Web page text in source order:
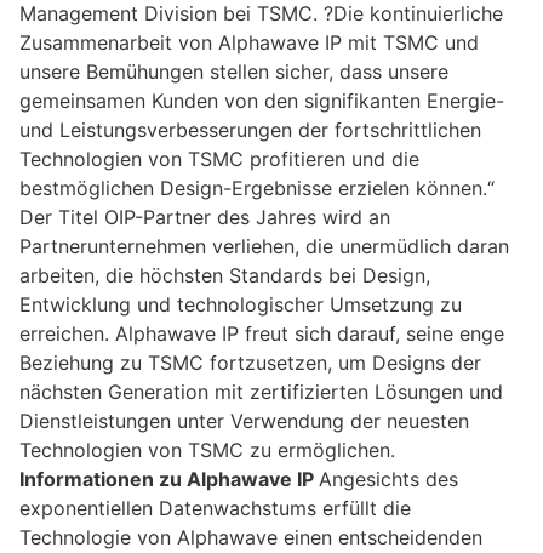
Management Division bei TSMC. ?Die kontinuierliche
Zusammenarbeit von Alphawave IP mit TSMC und
unsere Bemühungen stellen sicher, dass unsere
gemeinsamen Kunden von den signifikanten Energie-
und Leistungsverbesserungen der fortschrittlichen
Technologien von TSMC profitieren und die
bestmöglichen Design-Ergebnisse erzielen können.“
Der Titel OIP-Partner des Jahres wird an
Partnerunternehmen verliehen, die unermüdlich daran
arbeiten, die höchsten Standards bei Design,
Entwicklung und technologischer Umsetzung zu
erreichen. Alphawave IP freut sich darauf, seine enge
Beziehung zu TSMC fortzusetzen, um Designs der
nächsten Generation mit zertifizierten Lösungen und
Dienstleistungen unter Verwendung der neuesten
Technologien von TSMC zu ermöglichen.
Informationen zu Alphawave IP Angesichts des
exponentiellen Datenwachstums erfüllt die
Technologie von Alphawave einen entscheidenden